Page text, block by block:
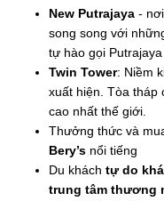
New Putrajaya -
song song với
tự hào gọi
Twin Tower: Niềm
xuất hiện. Tòa tháp
cao nhất thế giới.
Thưởng thức và
Bery’s nổi tiếng
Du khách tự do
trung tâm thương